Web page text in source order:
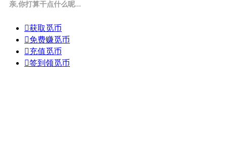
亲,你打算干点什么呢...
获取觅币
免费赚觅币
充值觅币
签到领觅币